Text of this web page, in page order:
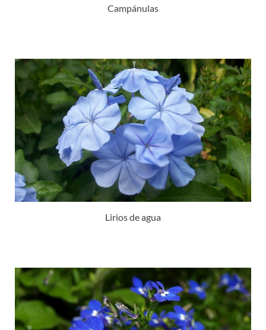
Campánulas
Lirios de agua